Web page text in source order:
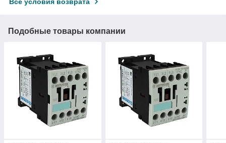
Подобные товары компании